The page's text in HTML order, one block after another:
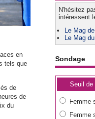
en
tels que
de
de
du
N'hésitez
intéressent
Le Mag
Le Mag
Sondage
Seuil de
Femme
Femme